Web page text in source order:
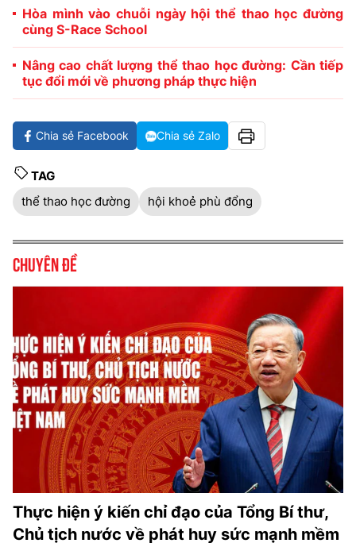
Hòa mình vào chuỗi ngày hội thể thao học đường
cùng S-Race School
Nâng cao chất lượng thể thao học đường: Cần tiếp
tục đổi mới về phương pháp thực hiện
Chia sẻ Facebook Chia sẻ Zalo
TAG
thể thao học đường
hội khoẻ phù đổng
Chuyên đề
Thực hiện ý kiến chỉ đạo của Tổng Bí thư,
Chủ tịch nước về phát huy sức mạnh mềm